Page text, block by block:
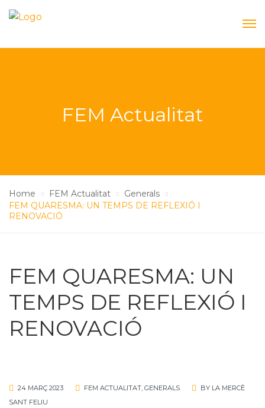
FEM Actualitat
Home FEM Actualitat
Generals
FEM QUARESMA: UN TEMPS DE REFLEXIÓ I
RENOVACIÓ
FEM QUARESMA: UN
TEMPS DE REFLEXIÓ I
RENOVACIÓ
24 MARÇ 2023 FEM ACTUALITAT GENERALS BY LA MERCÈ
SANT FELIU